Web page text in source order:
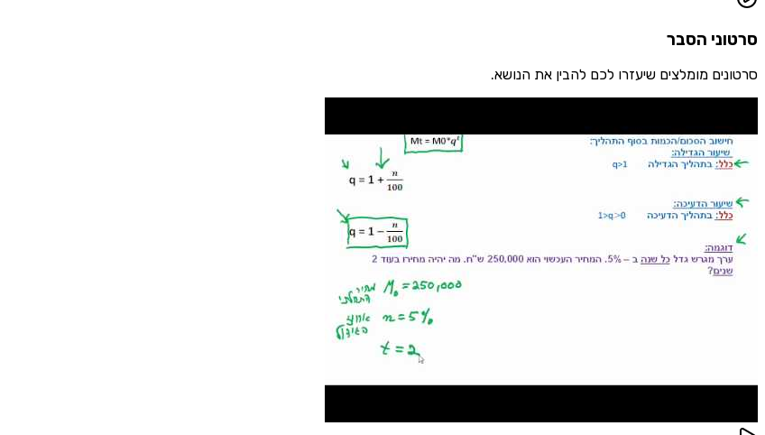
סרטוני הסבר
סרטונים מומלצים שיעזרו לכם להבין את הנושא.